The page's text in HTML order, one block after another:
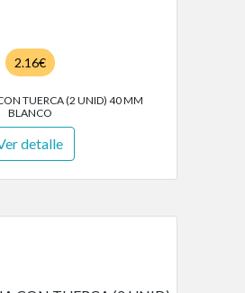
2.16€
TUERCA (2 UNID) 40 MM
BLANCO
detalle